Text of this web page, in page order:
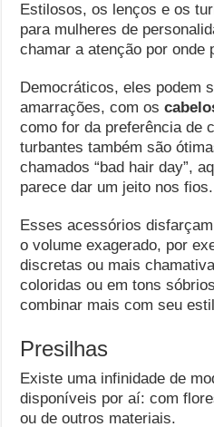
Estilosos, os lenços e os
para mulheres de
chamar a atenção por onde
Democráticos, eles podem
amarrações, com os
como for da preferência de
turbantes também são
chamados “bad hair day”,
parece dar um jeito nos fios.
Esses acessórios
o volume exagerado, por
discretas ou mais
coloridas ou em tons
combinar mais com seu
Presilhas
Existe uma infinidade de
disponíveis por aí: com
ou de outros materiais.